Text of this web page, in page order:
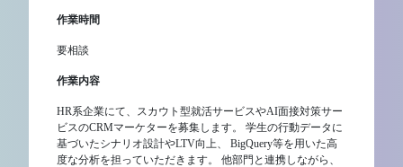
作業時間
要相談
作業内容
HR系企業にて、スカウト型就活サービスやAI面接対策サー
ビスのCRMマーケターを募集します。 学生の行動データに
基づいたシナリオ設計やLTV向上、 BigQuery等を用いた高
度な分析を担っていただきます。 他部門と連携しながら、